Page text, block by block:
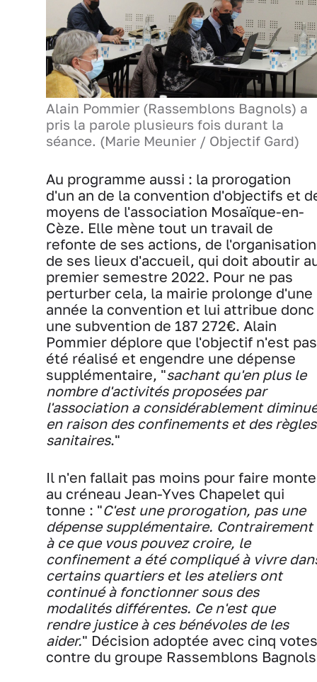
Alain Pommier (Rassemblons Bagnols) a
pris la parole plusieurs fois durant la
séance. (Marie Meunier / Objectif Gard)
Au programme aussi : la prorogation
d'un an de la convention d'objectifs et
moyens de l'association Mosaïque-en-
Cèze. Elle mène tout un travail de
refonte de ses actions, de l'organisation
de ses lieux d'accueil, qui doit aboutir
premier semestre 2022. Pour ne pas
perturber cela, la mairie prolonge d'une
année la convention et lui attribue donc
une subvention de 187 272€. Alain
Pommier déplore que l'objectif n'est pas
été réalisé et engendre une dépense
supplémentaire, "sachant qu'en plus le
nombre d'activités proposées par
l'association a considérablement
en raison des confinements et des règles
sanitaires."
Il n'en fallait pas moins pour faire
au créneau Jean-Yves Chapelet qui
tonne : "C'est une prorogation, pas une
dépense supplémentaire. Contrairement
à ce que vous pouvez croire, le
confinement a été compliqué à vivre
certains quartiers et les ateliers ont
continué à fonctionner sous des
modalités différentes. Ce n'est que
rendre justice à ces bénévoles de les
aider." Décision adoptée avec cinq votes
contre du groupe Rassemblons